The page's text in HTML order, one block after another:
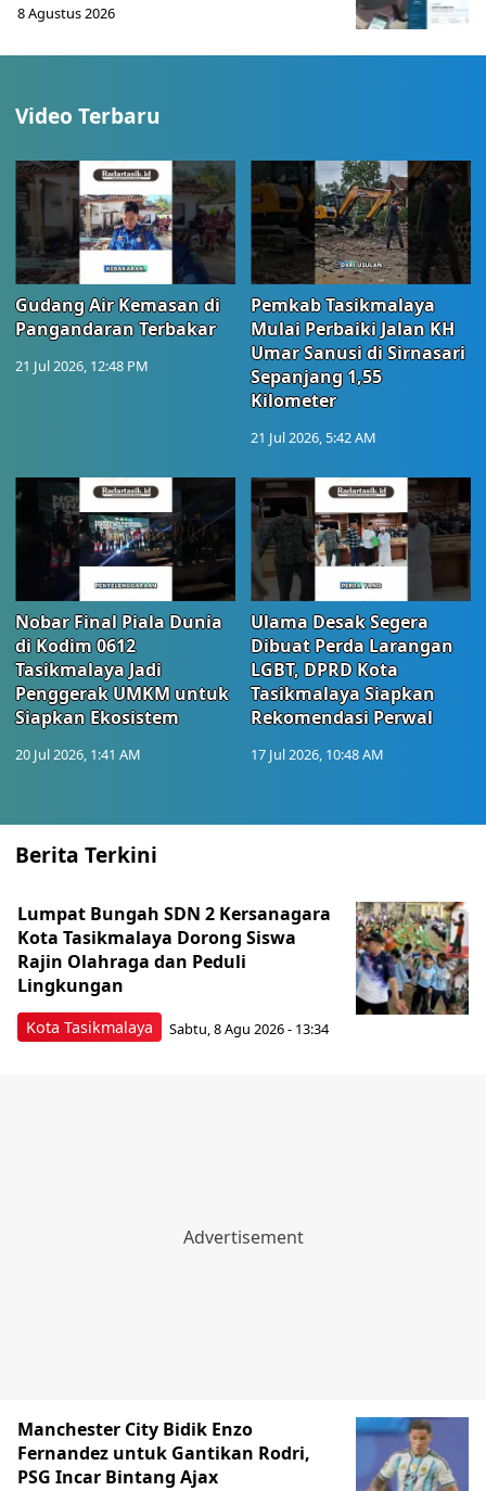
8 Agustus 2026
Video Terbaru
Gudang Air Kemasan di
Pangandaran Terbakar
21 Jul 2026, 12:48 PM
Pemkab Tasikmalaya
Mulai Perbaiki Jalan KH
Umar Sanusi di Sirnasari
Sepanjang 1,55
Kilometer
21 Jul 2026, 5:42 AM
Nobar Final Piala Dunia
di Kodim 0612
Tasikmalaya Jadi
Penggerak UMKM untuk
Siapkan Ekosistem
20 Jul 2026, 1:41 AM
Ulama Desak Segera
Dibuat Perda Larangan
LGBT, DPRD Kota
Tasikmalaya Siapkan
Rekomendasi Perwal
17 Jul 2026, 10:48 AM
Berita Terkini
Kota Tasikmalaya
Lumpat Bungah SDN 2 Kersanagara
Kota Tasikmalaya Dorong Siswa
Rajin Olahraga dan Peduli
Lingkungan
Sabtu, 8 Agu 2026 - 13:34
Manchester City Bidik Enzo
Fernandez untuk Gantikan Rodri,
PSG Incar Bintang Ajax